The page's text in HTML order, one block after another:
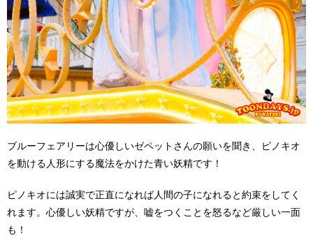
ブルーフェアリーは心優しいゼペットさんの願いを聞き、ピノキオ
を動ける人形にする魔法をかけた青い妖精です！
ピノキオには誠実で正直になれば人間の子になれると約束をしてく
れます。心優しい妖精ですが、嘘をつくことを怒るなど厳しい一面
も！